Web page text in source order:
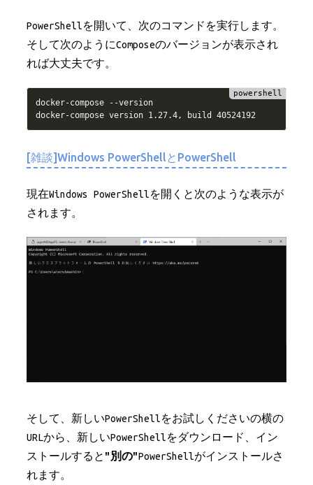
PowerShellを開いて、次のコマンドを実行します。
そして次のようにComposeのバージョンが表示され
れば大丈夫です。
docker-compose --version
docker-compose version 1.27.4,
[雑談]Windows PowerShellとPowerShell
現在Windows PowerShellを開くと次のような表示が
されます。
そして、新しいPowerShellをお試しくださいの横の
URLから、新しいPowerShellをダウンロード、イン
ストールすると "別の"PowerShellがインストールさ
れます。